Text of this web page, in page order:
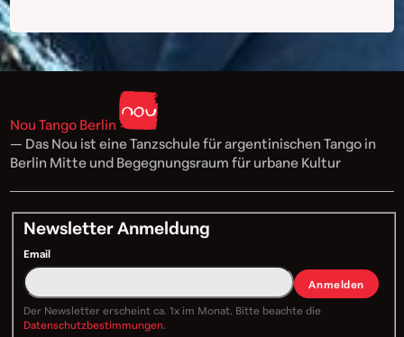
Nou Tango Berlin
— Das Nou ist eine Tanzschule für argentinischen Tango in
Berlin Mitte und Begegnungsraum für urbane Kultur
Newsletter Anmeldung
Email
Anmelden
Der Newsletter erscheint ca. 1x im Monat. Bitte beachte die
Datenschutzbestimmungen.